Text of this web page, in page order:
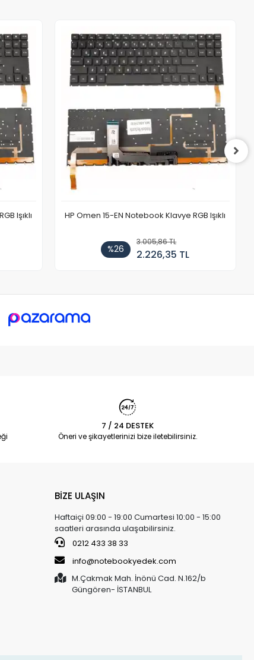
Işıklı HP Omen 15-EN Notebook Klavye RGB Işıklı
%26
3.005,86 TL
2.226,35 TL
7 / 24 DESTEK
Öneri ve şikayetlerinizi bize iletebilirsiniz.
BİZE ULAŞIN
Haftaiçi 09:00 - 19:00 Cumartesi 10:00 - 15:00
saatleri arasında ulaşabilirsiniz.
0212 433 38 33
info@notebookyedek.com
M.Çakmak Mah. İnönü Cad. N.162/b
Güngören- İSTANBUL